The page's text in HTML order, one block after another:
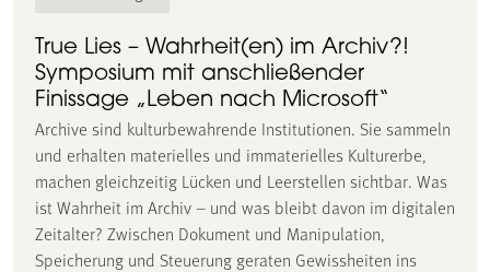
True Lies – Wahrheit(en) im Archiv?!
Symposium mit anschließender
Finissage „Leben nach Microsoft“
Archive sind kulturbewahrende Institutionen. Sie sammeln
und erhalten materielles und immaterielles Kulturerbe,
machen gleichzeitig Lücken und Leerstellen sichtbar. Was
ist Wahrheit im Archiv – und was bleibt davon im digitalen
Zeitalter? Zwischen Dokument und Manipulation,
Speicherung und Steuerung geraten Gewissheiten ins